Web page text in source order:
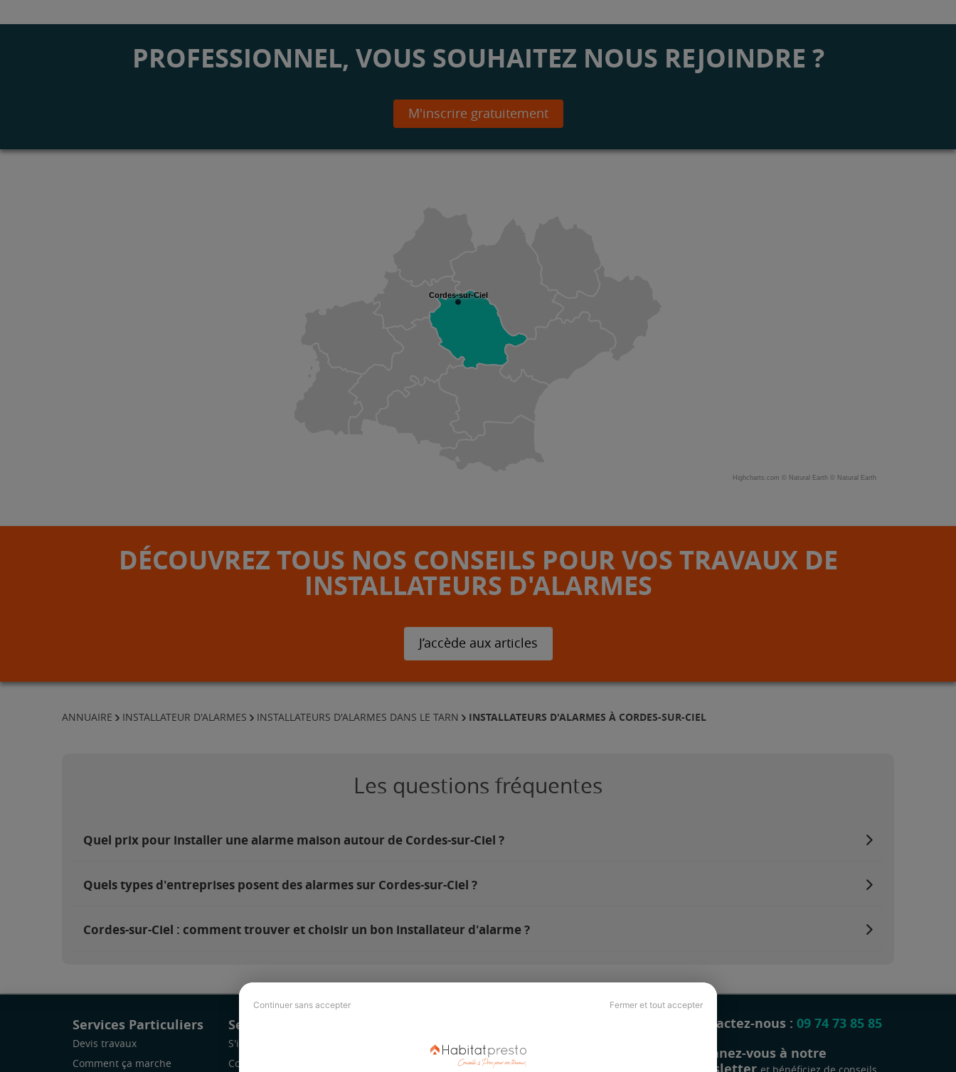
Continuer sans accepter Fermer et tout accepter
PROFESSIONNEL, VOUS SOUHAITEZ NOUS REJOINDRE ?
M'inscrire gratuitement
Cordes-sur-Ciel
Highcharts.com © Natural Earth © Natural Earth
DÉCOUVREZ TOUS NOS CONSEILS POUR VOS TRAVAUX DE
INSTALLATEURS D'ALARMES
J’accède aux articles
ANNUAIRE INSTALLATEUR D'ALARMES INSTALLATEURS D'ALARMES DANS LE TARN INSTALLATEURS D'ALARMES À CORDES-SUR-CIEL
Les questions fréquentes
Quel prix pour installer une alarme maison autour de Cordes-sur-Ciel ?
Quels types d'entreprises posent des alarmes sur Cordes-sur-Ciel ?
Cordes-sur-Ciel : comment trouver et choisir un bon installateur d'alarme ?
Services Particuliers
Devis travaux
Comment ça marche
Services Pro
S'inscrire
Comment ça marche
Revue de presse
Contactez-nous : 09 74 73 85 85
Abonnez-vous à notre